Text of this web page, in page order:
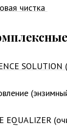
чистка
EQUALIZER